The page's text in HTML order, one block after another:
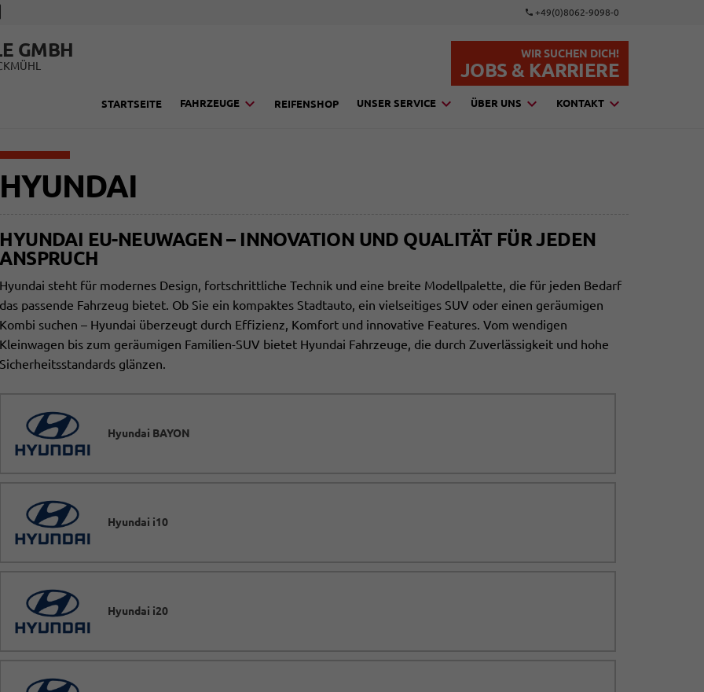
+49(0)8062-9098-0
GMBH WIR SUCHEN DICH!
JOBS & KARRIERE
STARTSEITE FAHRZEUGE REIFENSHOP UNSER SERVICE ÜBER UNS KONTAKT
HYUNDAI
HYUNDAI EU-NEUWAGEN – INNOVATION UND QUALITÄT FÜR JEDEN
ANSPRUCH
Hyundai steht für modernes Design, fortschrittliche Technik und eine breite Modellpalette, die für jeden Bedarf
das passende Fahrzeug bietet. Ob Sie ein kompaktes Stadtauto, ein vielseitiges SUV oder einen geräumigen
Kombi suchen – Hyundai überzeugt durch Effizienz, Komfort und innovative Features. Vom wendigen
Kleinwagen bis zum geräumigen Familien-SUV bietet Hyundai Fahrzeuge, die durch Zuverlässigkeit und hohe
Sicherheitsstandards glänzen.
Hyundai BAYON
Hyundai i10
Hyundai i20